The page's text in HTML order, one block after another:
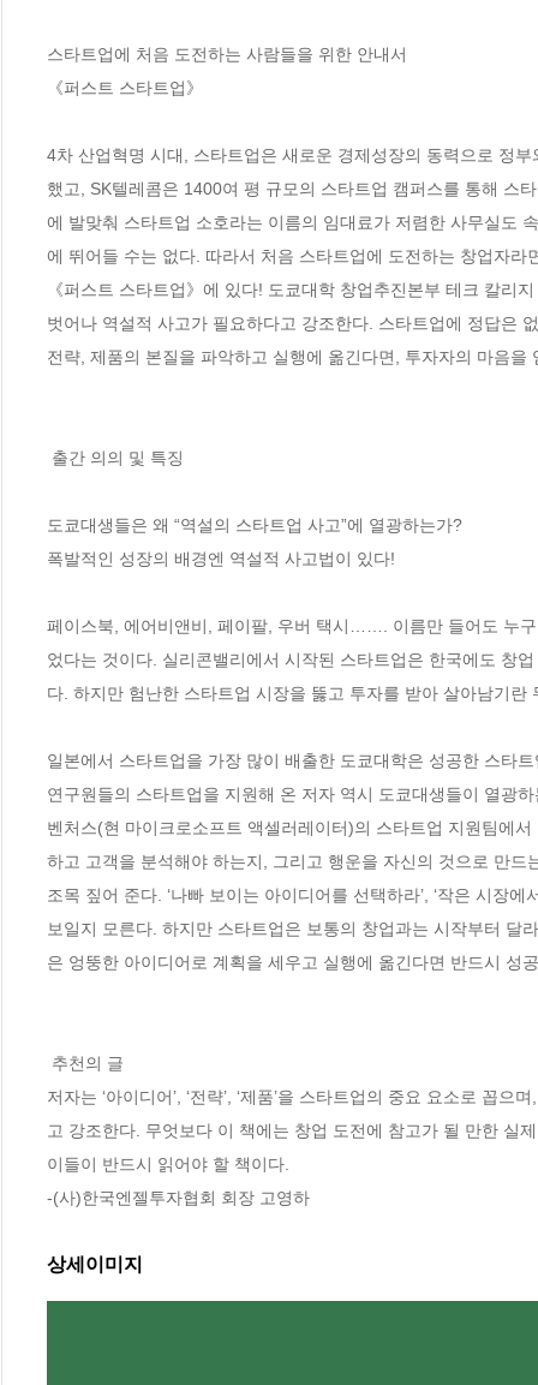
스타트업에 처음 도전하는 사람들을 위한 안내서
《퍼스트 스타트업》
4차 산업혁명 시대, 스타트업은 새로운 경제성장의 동력으로 정
했고, SK텔레콤은 1400여 평 규모의 스타트업 캠퍼스를 통해 스
에 발맞춰 스타트업 소호라는 이름의 임대료가 저렴한 사무실도
에 뛰어들 수는 없다. 따라서 처음 스타트업에 도전하는 창업자
《퍼스트 스타트업》에 있다! 도쿄대학 창업추진본부 테크 칼리
벗어나 역설적 사고가 필요하다고 강조한다. 스타트업에 정답은
전략, 제품의 본질을 파악하고 실행에 옮긴다면, 투자자의 마음을
도쿄대생들은 왜 “역설의 스타트업 사고”에 열광하는가?
폭발적인 성장의 배경엔 역설적 사고법이 있다!
페이스북, 에어비앤비, 페이팔, 우버 택시……. 이름만 들어도 누
었다는 것이다. 실리콘밸리에서 시작된 스타트업은 한국에도 창
다. 하지만 험난한 스타트업 시장을 뚫고 투자를 받아 살아남기
일본에서 스타트업을 가장 많이 배출한 도쿄대학은 성공한 스타
연구원들의 스타트업을 지원해 온 저자 역시 도쿄대생들이 열광
벤처스(현 마이크로소프트 액셀러레이터)의 스타트업 지원팀에
하고 고객을 분석해야 하는지, 그리고 행운을 자신의 것으로 만
조목 짚어 준다. ‘나빠 보이는 아이디어를 선택하라’, ‘작은 시장
보일지 모른다. 하지만 스타트업은 보통의 창업과는 시작부터
은 엉뚱한 아이디어로 계획을 세우고 실행에 옮긴다면 반드시 성
저자는 ‘아이디어’, ‘전략’, ‘제품’을 스타트업의 중요 요소로 꼽
고 강조한다. 무엇보다 이 책에는 창업 도전에 참고가 될 만한 실
이들이 반드시 읽어야 할 책이다.
-(사)한국엔젤투자협회 회장 고영하
상세이미지